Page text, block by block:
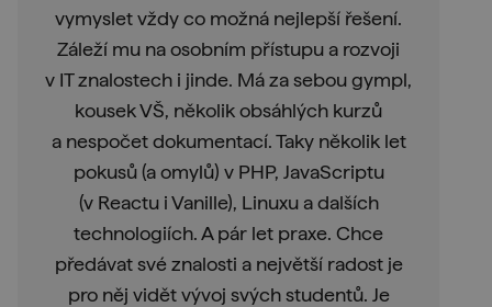
vymyslet vždy co možná nejlepší řešení.
Záleží mu na osobním přístupu a rozvoji
v IT znalostech i jinde. Má za sebou gympl,
kousek VŠ, několik obsáhlých kurzů
a nespočet dokumentací. Taky několik let
pokusů (a omylů) v PHP, JavaScriptu
(v Reactu i Vanille), Linuxu a dalších
technologiích. A pár let praxe. Chce
předávat své znalosti a největší radost je
pro něj vidět vývoj svých studentů. Je